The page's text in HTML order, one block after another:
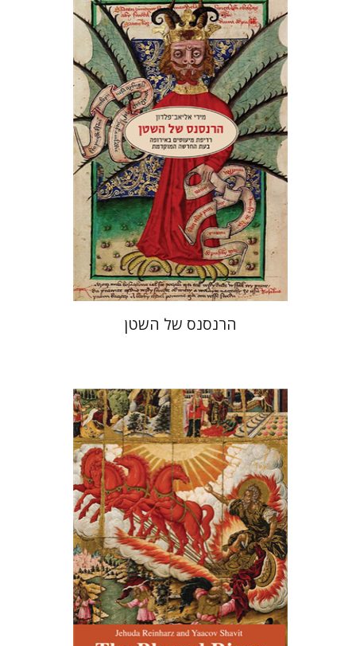
מירי אליאב-פלדון
הנחת אתר ספר מודפס
$35
$32
הרנסנס של השטן
יהודה ריינהרץ יעקב שביט
הנחת אתר ספר מודפס